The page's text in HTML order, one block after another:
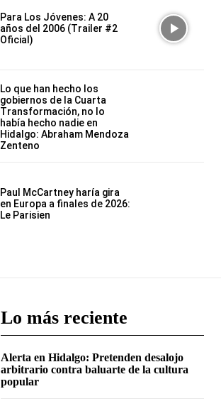
Para Los Jóvenes: A 20
años del 2006 (Trailer #2
Oficial)
Lo que han hecho los
gobiernos de la Cuarta
Transformación, no lo
había hecho nadie en
Hidalgo: Abraham Mendoza
Zenteno
Paul McCartney haría gira
en Europa a finales de 2026:
Le Parisien
Lo más reciente
Alerta en Hidalgo: Pretenden desalojo
arbitrario contra baluarte de la cultura
popular